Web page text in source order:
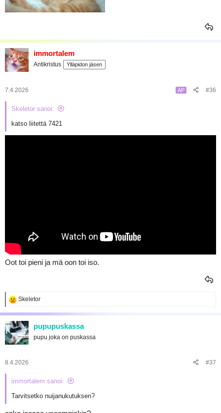
immortalem
Antikristus Ylläpidon jäsen
7.4.2026 AP #36
Skeletor sanoi:
katso liitettä 7421
Oot toi pieni ja mä oon toi iso.
R
a
k
t
i
o
:
Skeletor
pupupuskassa
pupu joka on puskassa
8.4.2026 #37
immortalem sanoi:
Tarvitsetko nuijanukutuksen?